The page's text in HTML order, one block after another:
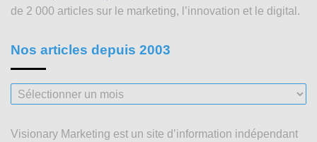
de 2 000 articles sur le marketing, l’innovation et le digital.
Nos articles depuis 2003
Nos
articles
2003
Visionary Marketing est un site d’information indépendant